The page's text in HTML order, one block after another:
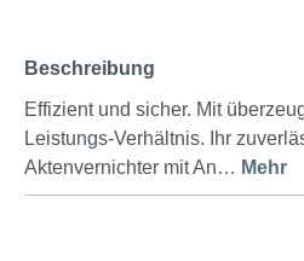
Beschreibung
Effizient und sicher. Mit
Leistungs-Verhältnis. Ihr
Aktenvernichter mit An… Mehr